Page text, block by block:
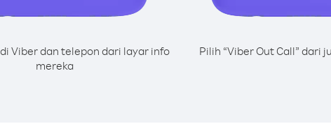
Viber dan telepon dari layar info
mereka
Pilih “Viber Out Call” dari